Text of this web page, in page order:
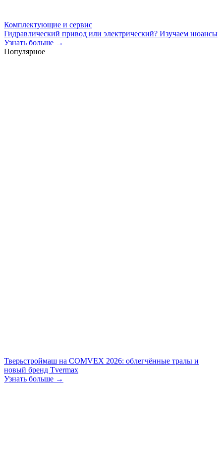
Комплектующие и сервис
Гидравлический привод или электрический? Изучаем нюансы
Узнать больше →
Популярное
Тверьстроймаш на COMVEX 2026: облегчённые тралы и
новый бренд Tvermax
Узнать больше →